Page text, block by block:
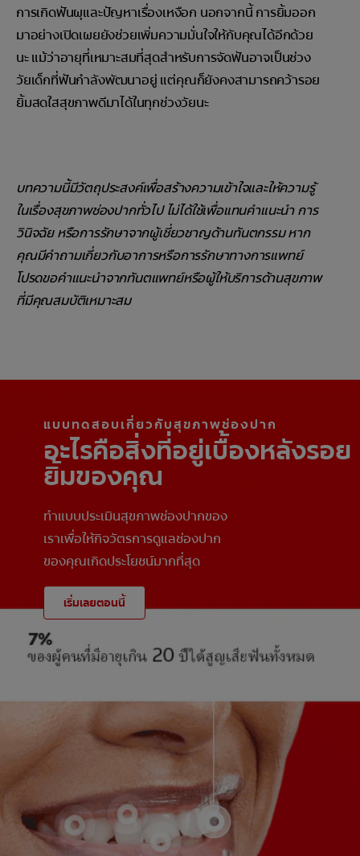
การเกิดฟันผุและปัญหาเรื่องเหงือก นอกจากนี้ การยิ้มออก
มาอย่างเปิดเผยยังช่วยเพิ่มความมั่นใจให้กับคุณได้อีกด้วย
นะ แม้ว่าอายุที่เหมาะสมที่สุดสำหรับการจัดฟันอาจเป็นช่วง
วัยเด็กที่ฟันกำลังพัฒนาอยู่ แต่คุณก็ยังคงสามารถคว้ารอย
ยิ้มสดใสสุขภาพดีมาได้ในทุกช่วงวัยนะ
บทความนี้มีวัตถุประสงค์เพื่อสร้างความเข้าใจและให้ความรู้
ในเรื่องสุขภาพช่องปากทั่วไป ไม่ได้ใช้เพื่อแทนคำแนะนำ การ
วินิจฉัย หรือการรักษาจากผู้เชี่ยวชาญด้านทันตกรรม หาก
คุณมีคำถามเกี่ยวกับอาการหรือการรักษาทางการแพทย์
โปรดขอคำแนะนำจากทันตแพทย์หรือผู้ให้บริการด้านสุขภาพ
ที่มีคุณสมบัติเหมาะสม
แบบทดสอบเกี่ยวกับสุขภาพช่องปาก
อะไรคือสิ่งที่อยู่เบื้องหลังรอย
ยิ้มของคุณ
ทำแบบประเมินสุขภาพช่องปากของ
เราเพื่อให้กิจวัตรการดูแลช่องปาก
ของคุณเกิดประโยชน์มากที่สุด
เริ่มเลยตอนนี้